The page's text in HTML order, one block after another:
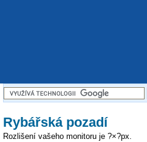
Rybářská pozadí
Rozlišení vašeho monitoru je ?×?px.